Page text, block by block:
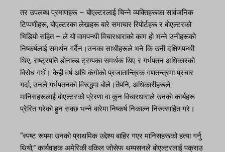
तर उपलब्ध प्रमाणहरू – बोएल्टरलाई चिन्ने व्यक्तिहरूका सार्वजनिक
टिप्पणीहरू, बोएल्टरका लेखहरू बारे समाचार रिपोर्टहरू र बोएल्टरको
भिडियो सहित – ले यो वामपन्थी विचारधाराको काम हो भन्ने उनीहरूको
निष्कर्षलाई समर्थन गर्दैन।उनका साथीहरूले भने कि उनी दक्षिणपन्थी
थिए, राष्ट्रपति डोनाल्ड ट्रम्पका समर्थक थिए र गर्भपतन अधिकारको
विरोध गर्थे। केही वर्ष अघि कंगोको प्रजातान्त्रिक गणतन्त्रमा प्रचार
गर्दा, उनले गर्भपतनको विरुद्धमा बोले।तैपनि, अधिकारीहरूले
मानिसहरूलाई बोएल्टरको प्रेरणा वा कुन विचारधाराले उनको कार्यहरू
प्रेरित गरेको हुन सक्छ भन्ने बारेमा निष्कर्ष निकाल्न निरुत्साहित गरे।
“स्पष्ट रूपमा उनको प्राथमिक उद्देश्य बाहिर गएर मानिसहरूको हत्या गर्नु
थियो,” कार्यवाहक अमेरिकी वकिल जोसेफ थम्पसनले बोएल्टरलाई पक्राउ